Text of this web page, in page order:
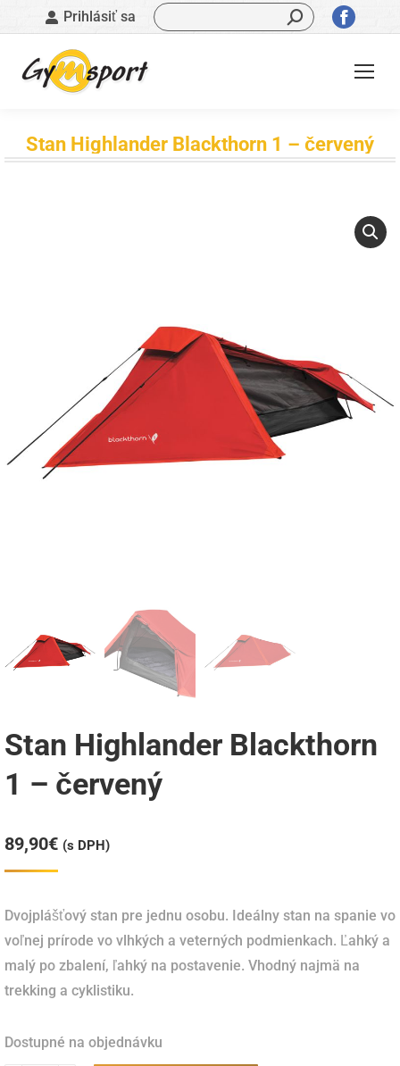
Prihlásiť sa Vyhľadávanie:
sa
otvorí
okne
Stan Highlander Blackthorn 1 – červený
Stan Highlander Blackthorn
1 – červený
89,90€ (s DPH)
Dvojplášťový stan pre jednu osobu. Ideálny stan na spanie vo
voľnej prírode vo vlhkých a veterných podmienkach. Ľahký a
malý po zbalení, ľahký na postavenie. Vhodný najmä na
trekking a cyklistiku.
Dostupné na objednávku